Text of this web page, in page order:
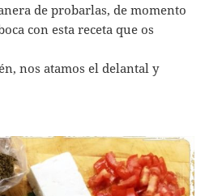
de probarlas, de momento
con esta receta que os
nos atamos el delantal y